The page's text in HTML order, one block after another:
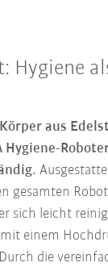
Hygiene
aus
Hygiene-
gesamten
sich leicht
einem
die